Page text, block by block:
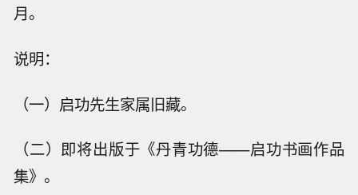
月。
说明：
（一）启功先生家属旧藏。
（二）即将出版于《丹青功德——启功书画作品
集》。